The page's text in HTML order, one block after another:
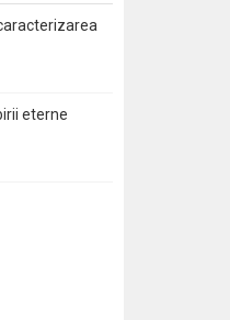
eterne